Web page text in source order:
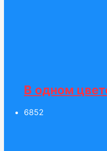
В одном
6852